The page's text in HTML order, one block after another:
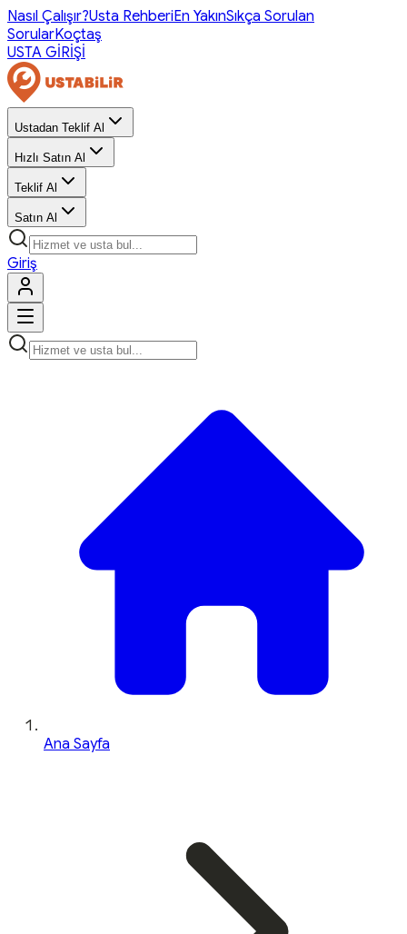
Nasıl Çalışır?Usta RehberiEn YakınSıkça Sorulan
SorularKoçtaş
USTA GİRİŞİ
Ustadan Teklif Al
Hızlı Satın Al
Teklif Al
Satın Al
Giriş
Ana Sayfa